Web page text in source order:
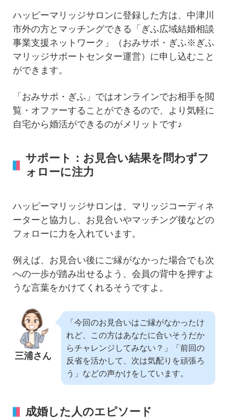
ハッピーマリッジサロンに登録した方は、中津川
市外の方とマッチングできる「ぎふ広域結婚相談
事業支援ネットワーク」（おみサポ・ぎふ※ぎふ
マリッジサポートセンター運営）に申し込むこと
ができます。
「おみサポ・ぎふ」ではオンラインでお相手を閲
覧・オファーすることができるので、より気軽に
自宅から婚活ができるのがメリットです♪
サポート：お見合い結果を問わずフ
ォローに注力
ハッピーマリッジサロンは、マリッジコーディネ
ーターと協力し、お見合いやマッチング後などの
フォローに力を入れています。
例えば、お見合い後にご縁がなかった場合でも次
への一歩が踏み出せるよう、会員の背中を押すよ
うな言葉をかけてくれるそうですよ。
三浦さん
「今回のお見合いはご縁がなかったけ
れど、この方はあなたに合いそうだか
らチャレンジしてみない？」「前回の
反省を活かして、次は気配りを頑張ろ
う」などの声かけをしています。
成婚した人のエピソード